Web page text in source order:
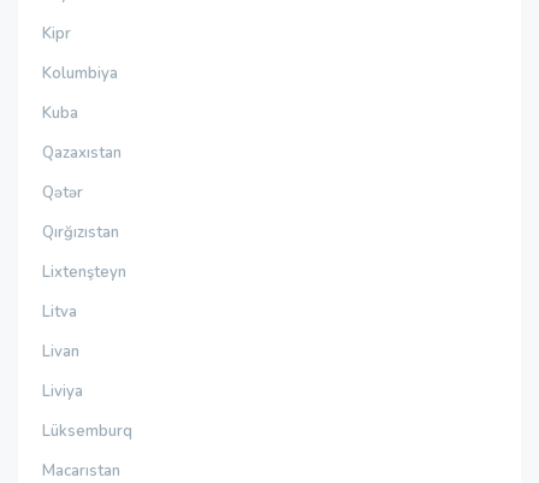
Kipr
Kolumbiya
Kuba
Qazaxıstan
Qətər
Qırğızıstan
Lixtenşteyn
Litva
Livan
Liviya
Lüksemburq
Macarıstan